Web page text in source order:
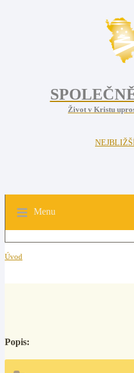
Život v Kristu
Menu
Úvod
Popis: